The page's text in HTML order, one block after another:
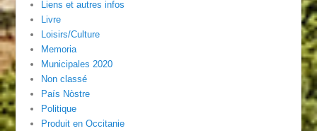
Liens et autres infos
Livre
Loisirs/Culture
Memoria
Municipales 2020
Non classé
País Nòstre
Politique
Produit en Occitanie